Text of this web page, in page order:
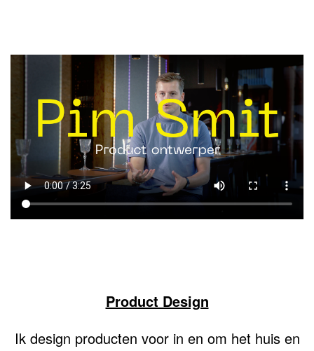
Product Design
Ik design producten voor in en om het huis en